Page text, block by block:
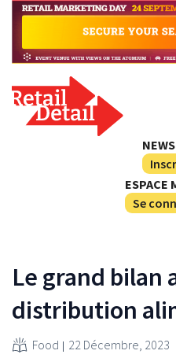
ESPACE
Se
Le grand bilan
distribution
Food 22 Décembre, 2023